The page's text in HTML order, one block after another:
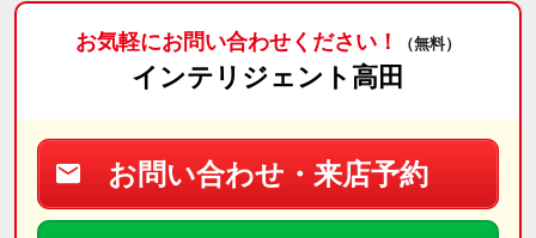
お気軽にお問い合わせください！ （無料）
インテリジェント高田
お問い合わせ・来店予約